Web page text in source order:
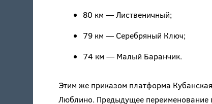
80 км — Лиственичный;
79 км — Серебряный Ключ;
74 км — Малый Баранчик.
Этим же приказом платформа
Люблино. Предыдущее переименование